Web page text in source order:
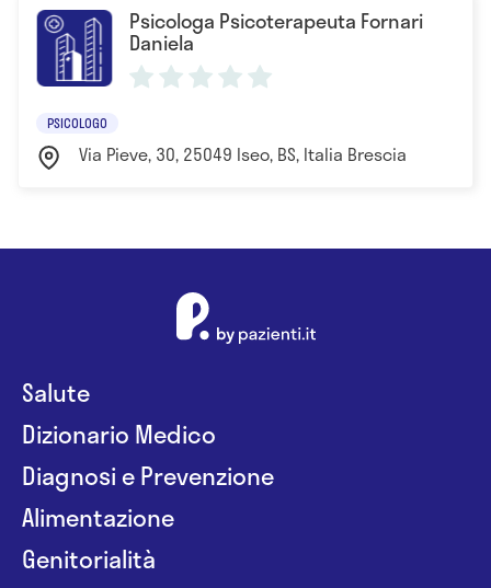
Psicologa Psicoterapeuta Fornari
Daniela
PSICOLOGO
Via Pieve, 30, 25049 Iseo, BS, Italia Brescia
Salute
Dizionario Medico
Diagnosi e Prevenzione
Alimentazione
Genitorialità